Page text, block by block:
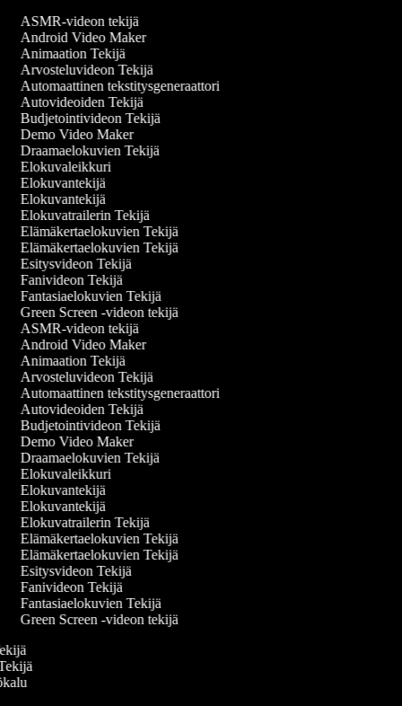
ASMR-videon tekijä
Android Video Maker
Animaation Tekijä
Arvosteluvideon Tekijä
Automaattinen tekstitysgeneraattori
Autovideoiden Tekijä
Budjetointivideon Tekijä
Demo Video Maker
Draamaelokuvien Tekijä
Elokuvaleikkuri
Elokuvantekijä
Elokuvantekijä
Elokuvatrailerin Tekijä
Elämäkertaelokuvien Tekijä
Elämäkertaelokuvien Tekijä
Esitysvideon Tekijä
Fanivideon Tekijä
Fantasiaelokuvien Tekijä
Green Screen -videon tekijä
ASMR-videon tekijä
Android Video Maker
Animaation Tekijä
Arvosteluvideon Tekijä
Automaattinen tekstitysgeneraattori
Autovideoiden Tekijä
Budjetointivideon Tekijä
Demo Video Maker
Draamaelokuvien Tekijä
Elokuvaleikkuri
Elokuvantekijä
Elokuvantekijä
Elokuvatrailerin Tekijä
Elämäkertaelokuvien Tekijä
Elämäkertaelokuvien Tekijä
Esitysvideon Tekijä
Fanivideon Tekijä
Fantasiaelokuvien Tekijä
Green Screen -videon tekijä